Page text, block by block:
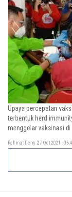
Upaya percepatan
terbentuk herd
menggelar vaksinasi di
Rahmat Deny 27 Oct 2021 -